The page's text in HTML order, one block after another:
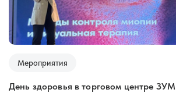
Мероприятия
День здоровья в торговом центре ЗУМ